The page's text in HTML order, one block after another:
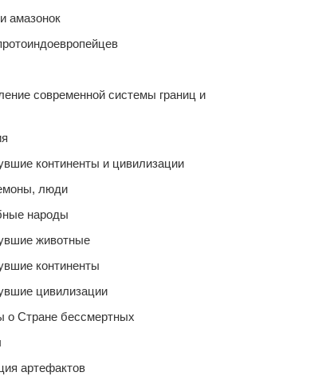
амазонок
современной системы границ и
континенты и цивилизации
люди
народы
животные
континенты
цивилизации
о Стране бессмертных
артефактов